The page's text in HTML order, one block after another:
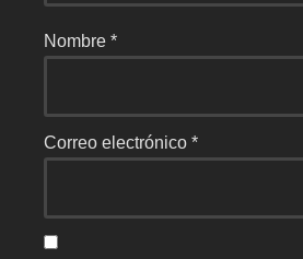
Nombre *
Correo electrónico *